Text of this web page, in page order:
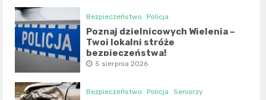
Bezpieczeństwo Policja
Poznaj dzielnicowych Wielenia –
Twoi lokalni stróże
bezpieczeństwa!
5 sierpnia 2026
Bezpieczeństwo Policja Seniorzy